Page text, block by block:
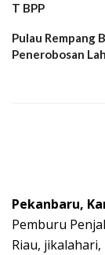
T BPP
Pulau Rempang
Penerobosan
Pekanbaru,
Pemburu
Riau,